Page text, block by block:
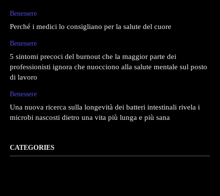
Benessere
Perché i medici lo consigliano per la salute del cuore
Benessere
5 sintomi precoci del burnout che la maggior parte dei
professionisti ignora che nuocciono alla salute mentale sul posto
di lavoro
Benessere
Una nuova ricerca sulla longevità dei batteri intestinali rivela i
microbi nascosti dietro una vita più lunga e più sana
CATEGORIES